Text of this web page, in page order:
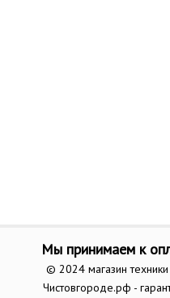
Мы принимаем к
© 2024 магазин
Чистовгороде.рф -